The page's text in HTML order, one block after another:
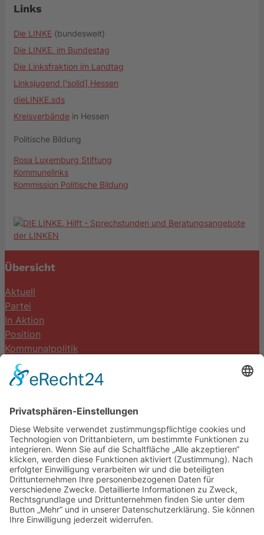
Links
Die LINKE (bundesweit)
Die LINKE. im Bundestag
Die Linksfraktion im Landtag
Linksjugend ['solid] Hessen
dieLINKE.sds
Kreisverbände in Hessen
Politische Bildung
Rosa Luxemburg Stiftung
Kommunelinks
Kommission Politische Bildung
Übersicht
Aktuell
Partei
In Aktion
Position
Kommunalpolitik
Termine
DIE LINKE. Schwalm-Eder
Steingasse 5
34613 Schwalmstadt
Tel.06691 8077899
info@die-linke-schwalm-eder.de
Gesetzliches